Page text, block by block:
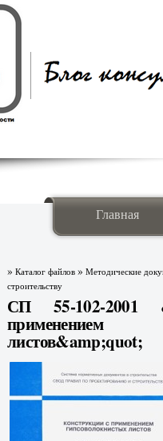
Главная
»Каталог файлов »Методические
строительству
СП 55-102-2001
применением
листов&amp;quot;